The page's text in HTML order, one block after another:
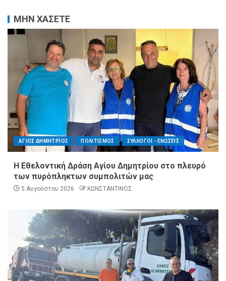
ΜΗΝ ΧΑΣΕΤΕ
ΑΓΙΟΣ ΔΗΜΗΤΡΙΟΣ ΠΟΛΙΤΙΣΜΟΣ ΣΥΛΛΟΓΟΙ - ΕΝΩΣΕΙΣ
Η Εθελοντική Δράση Αγίου Δημητρίου στο πλευρό
των πυρόπληκτων συμπολιτών μας
5 Αυγούστου 2026 ΚΩΝΣΤΑΝΤΙΝΟΣ